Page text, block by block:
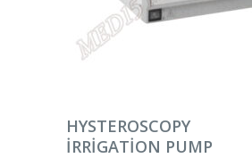
DEVAMINI OKU
HYSTEROSCOPY
IRRIGATION PUMP